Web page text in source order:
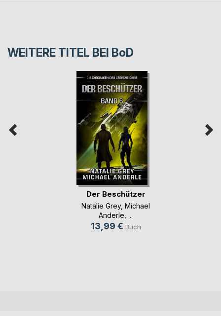
WEITERE TITEL BEI BoD
Der Beschützer
Natalie Grey, Michael
Anderle , ...
13,99 € Buch